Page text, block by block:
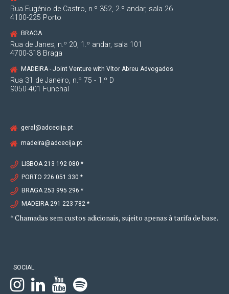
Rua Eugénio de Castro, n.º 352, 2.º andar, sala 26
4100-225 Porto
BRAGA
Rua de Janes, n.º 20, 1.º andar, sala 101
4700-318 Braga
MADEIRA - Joint Venture with Vítor Abreu Advogados
Rua 31 de Janeiro, n.º 75 - 1.º D
9050-401 Funchal
geral@adcecija.pt
madeira@adcecija.pt
LISBOA 213 192 080 *
PORTO 226 051 330 *
BRAGA 253 995 296 *
MADEIRA 291 223 782 *
* Chamadas sem custos adicionais, sujeito apenas à tarifa de base.
SOCIAL